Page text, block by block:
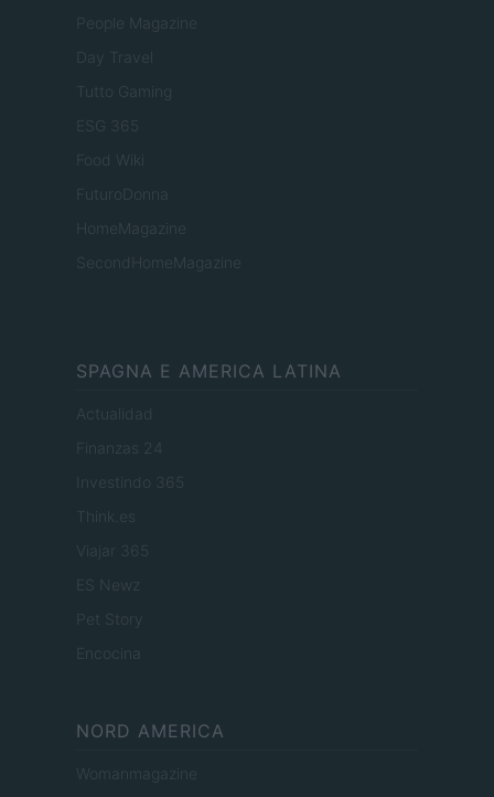
People Magazine
Day Travel
Tutto Gaming
ESG 365
Food Wiki
FuturoDonna
HomeMagazine
SecondHomeMagazine
SPAGNA E AMERICA LATINA
Actualidad
Finanzas 24
Investindo 365
Think.es
Viajar 365
ES Newz
Pet Story
Encocina
NORD AMERICA
Womanmagazine